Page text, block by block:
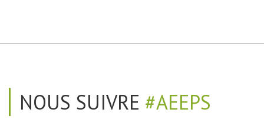
NOUS SUIVRE #AEEPS